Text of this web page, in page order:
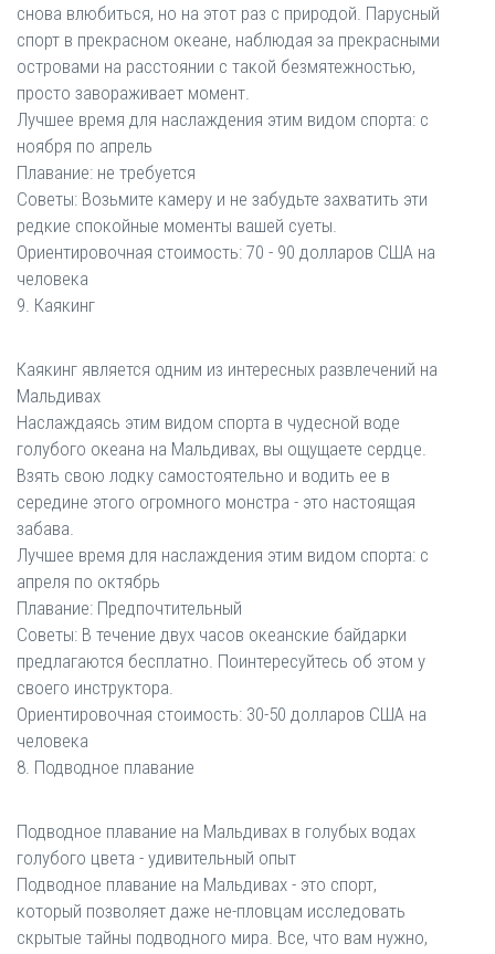
снова влюбиться, но на этот раз с природой. Парусный
спорт в прекрасном океане, наблюдая за прекрасными
островами на расстоянии с такой безмятежностью,
просто завораживает момент.
Лучшее время для наслаждения этим видом спорта: с
ноября по апрель
Плавание: не требуется
Советы: Возьмите камеру и не забудьте захватить эти
редкие спокойные моменты вашей суеты.
Ориентировочная стоимость: 70 - 90 долларов США на
человека
9. Каякинг
Каякинг является одним из интересных развлечений на
Мальдивах
Наслаждаясь этим видом спорта в чудесной воде
голубого океана на Мальдивах, вы ощущаете сердце.
Взять свою лодку самостоятельно и водить ее в
середине этого огромного монстра - это настоящая
забава.
Лучшее время для наслаждения этим видом спорта: с
апреля по октябрь
Плавание: Предпочтительный
Советы: В течение двух часов океанские байдарки
предлагаются бесплатно. Поинтересуйтесь об этом у
своего инструктора.
Ориентировочная стоимость: 30-50 долларов США на
человека
8. Подводное плавание
Подводное плавание на Мальдивах в голубых водах
голубого цвета - удивительный опыт
Подводное плавание на Мальдивах - это спорт,
который позволяет даже не-пловцам исследовать
скрытые тайны подводного мира. Все, что вам нужно,